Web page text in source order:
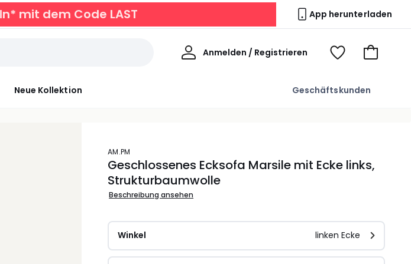
mit dem Code LAST App herunterladen
Neue Kollektion Geschäftskunden
Anmelden / Registrieren
Willkommen
Voir
Zum
AM.PM
Geschlossenes Ecksofa Marsile mit Ecke links,
Strukturbaumwolle
Beschreibung ansehen
Winkel linken Ecke